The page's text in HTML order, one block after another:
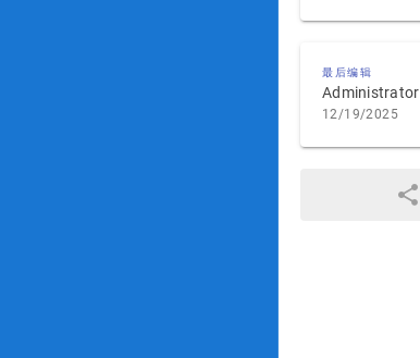
最后编辑
Administrator
12/19/2025